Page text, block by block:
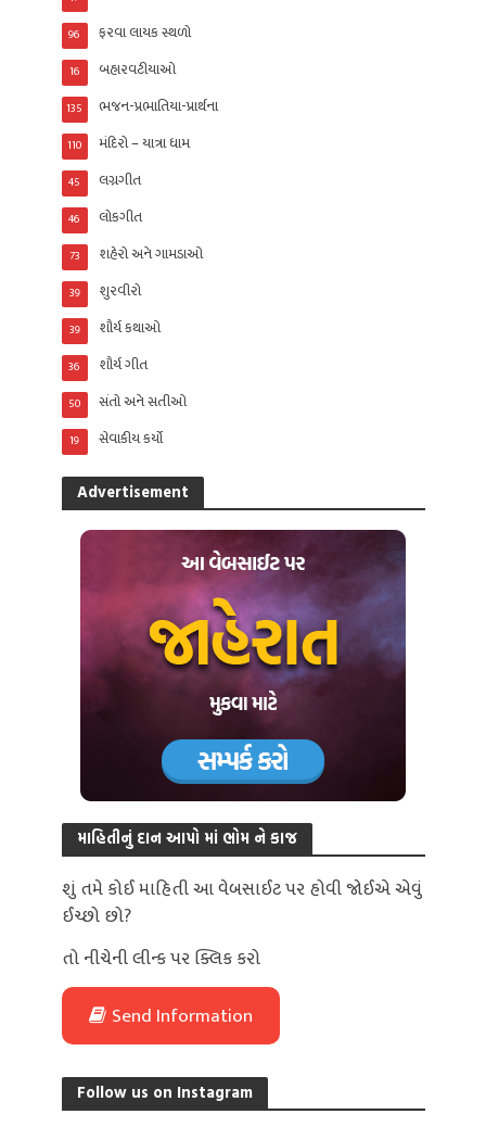
ફરવા લાયક સ્થળો
96
બહારવટીયાઓ
16
ભજન-પ્રભાતિયા-પ્રાર્થના
135
મંદિરો – યાત્રા ધામ
110
લગ્નગીત
45
લોકગીત
46
શહેરો અને ગામડાઓ
73
શુરવીરો
39
શૌર્ય કથાઓ
39
શૌર્ય ગીત
36
સંતો અને સતીઓ
50
સેવાકીય કર્યો
19
Advertisement
માહિતીનું દાન આપો માં ભોમ ને કાજ
શું તમે કોઈ માહિતી આ વેબસાઈટ પર હોવી જોઈએ એવું
ઈચ્છો છો?
તો નીચેની લીન્ક પર ક્લિક કરો
Send Information
Follow us on Instagram